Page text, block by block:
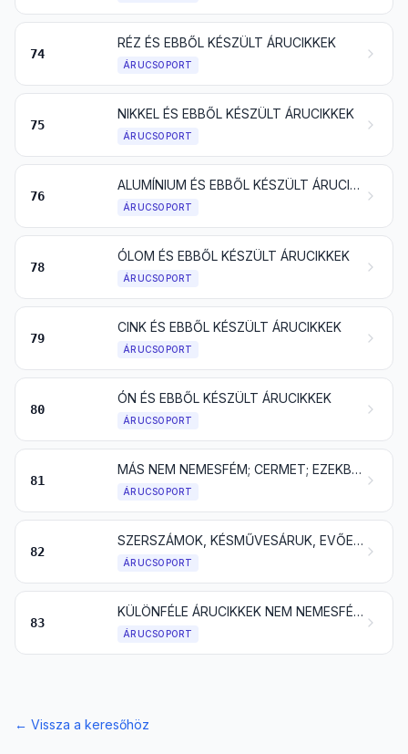
74
RÉZ ÉS EBBŐL KÉSZÜLT ÁRUCIKKEK
ÁRUCSOPORT
75
NIKKEL ÉS EBBŐL KÉSZÜLT ÁRUCIKKEK
ÁRUCSOPORT
76
ALUMÍNIUM ÉS EBBŐL KÉSZÜLT ÁRUCIKKEK
ÁRUCSOPORT
78
ÓLOM ÉS EBBŐL KÉSZÜLT ÁRUCIKKEK
ÁRUCSOPORT
79
CINK ÉS EBBŐL KÉSZÜLT ÁRUCIKKEK
ÁRUCSOPORT
80
ÓN ÉS EBBŐL KÉSZÜLT ÁRUCIKKEK
ÁRUCSOPORT
81
MÁS NEM NEMESFÉM; CERMET; EZEKBŐL KÉSZÜLT ÁRUCIKKEK
ÁRUCSOPORT
82
SZERSZÁMOK, KÉSMŰVESÁRUK, EVŐESZKÖZÖK, KANÁL ÉS VILLA NEM NEMESFÉMBŐL; MINDEZEK RÉSZEI NEM NEMESFÉMBŐL
ÁRUCSOPORT
83
KÜLÖNFÉLE ÁRUCIKKEK NEM NEMESFÉMBŐL
ÁRUCSOPORT
← Vissza a keresőhöz